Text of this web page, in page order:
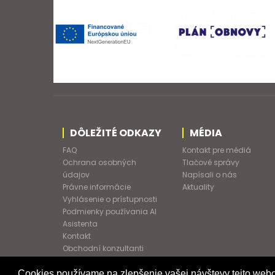
DÔLEŽITÉ ODKAZY
FAQ
Ochrana osobných
údajov
Právne informácie
Vyhlásenie o prístupnosti
Podmienky používania AI
Asistenta
Kontakt
Obchodní konzultanti
Nové heslo
MÉDIA
Kontakt pre médiá
Tlačové správy
Napísali o nás
Aktuality